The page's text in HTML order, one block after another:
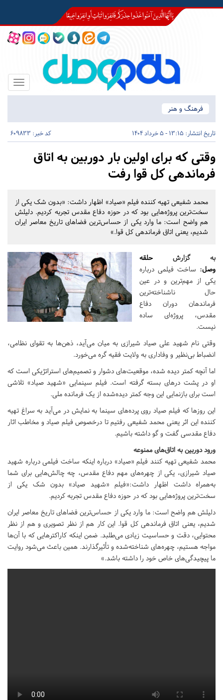
Toggle
فرهنگ و هنر
تاریخ انتشار: 13:15 - 5 خرداد 1404 کد خبر: 609833
وقتی که برای اولین بار دوربین به اتاق
فرماندهی کل قوا رفت
محمد شفیعی تهیه کننده فیلم «صیاد» اظهار داشت: «بدون شک یکی از
سخت‌ترین پروژه‌هایی بود که در حوزه دفاع مقدس تجربه کردیم. دلیلش
هم واضح است: ما وارد یکی از حساس‌ترین فضاهای تاریخ معاصر ایران
شدیم، یعنی اتاق فرماندهی کل قوا.»
به گزارش حلقه
وصل: ساخت فیلمی درباره
یکی از مهم‌ترین و در عین
حال ناشناخته‌ترین
فرماندهان دوران دفاع
مقدس، پروژه‌ای ساده
نیست.
وقتی نام شهید علی صیاد شیرازی به میان می‌آید، ذهن‌ها به تقوای نظامی،
انضباط بی‌نظیر و وفاداری به ولایت فقیه گره می‌خورد.
اما آنچه کمتر دیده شده، موقعیت‌های دشوار و تصمیم‌های استراتژیکی است که
او در پشت درهای بسته گرفته است. فیلم سینمایی «شهید صیاد» تلاشی
است برای بازنمایی این وجه کمتر دیده‌شده از یک فرمانده ملی.
این روزها که فیلم صیاد روی پرده‌های سینما به نمایش در می‌آید به سراغ تهیه
کننده این اثر یعنی محمد شفیعی رفتیم تا درخصوص فیلم صیاد و مخاطب‌ اثار
دفاع مقدسی گفت و گو داشته باشیم.
ورود دوربین به اتاق‌های ممنوعه
محمد شفیعی تهیه کنند فیلم «صیاد» درباره اینکه ساخت فیلمی درباره شهید
صیاد شیرازی، یکی از چهره‌های مهم دفاع مقدس، چه چالش‌هایی برای شما
به‌همراه داشت اظهار داشت:«فیلم «شهید صیاد» بدون شک یکی از
سخت‌ترین پروژه‌هایی بود که در حوزه دفاع مقدس تجربه کردیم.
دلیلش هم واضح است: ما وارد یکی از حساس‌ترین فضاهای تاریخ معاصر ایران
شدیم، یعنی اتاق فرماندهی کل قوا. این کار هم از نظر تصویری و هم از نظر
محتوایی، دقت و حساسیت زیادی می‌طلبد. ضمن اینکه کاراکترهایی که با آن‌ها
مواجه هستیم، چهره‌های شناخته‌شده و تأثیرگذارند. همین باعث می‌شود روایت
ما پیچیدگی‌های خاص خود را داشته باشد.»